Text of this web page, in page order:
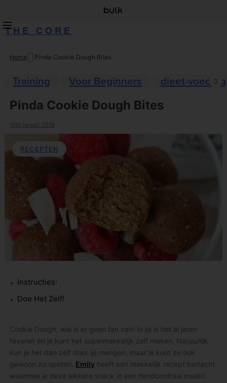
THE CORE
Skip
content
Home Pinda Cookie Dough Bites
Training Voor Beginners
dieet-voeding
Pinda Cookie Dough Bites
10th januari 2019
RECEPTEN
Instructies:
Doe Het Zelf!
Cookie Dough, wie is er geen fan van! In ijs is het al jaren
favoriet en je kunt het supermakkelijk zelf maken. Natuurlijk
kun je het dan zelf door ijs mengen, maar je kunt ze ook
gewoon zo opeten. Emily heeft een makkelijk recept bedacht
waarmee je deze lekkere snack in een handomdraai maakt.